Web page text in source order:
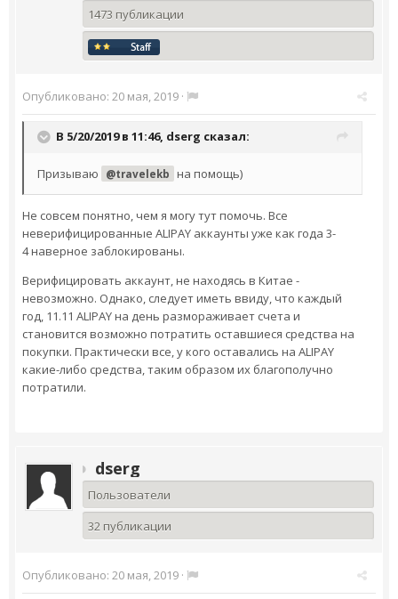
1473 публикации
Опубликовано: 20 мая, 2019 ·
В 5/20/2019 в 11:46, dserg сказал:
Призываю @travelekb на помощь)
Не совсем понятно, чем я могу тут помочь. Все
неверифицированные ALIPAY аккаунты уже как года 3-
4 наверное заблокированы.
Верифицировать аккаунт, не находясь в Китае -
невозможно. Однако, следует иметь ввиду, что каждый
год, 11.11 ALIPAY на день размораживает счета и
становится возможно потратить оставшиеся средства на
покупки. Практически все, у кого оставались на ALIPAY
какие-либо средства, таким образом их благополучно
потратили.
dserg
Пользователи
32 публикации
Опубликовано: 20 мая, 2019 ·